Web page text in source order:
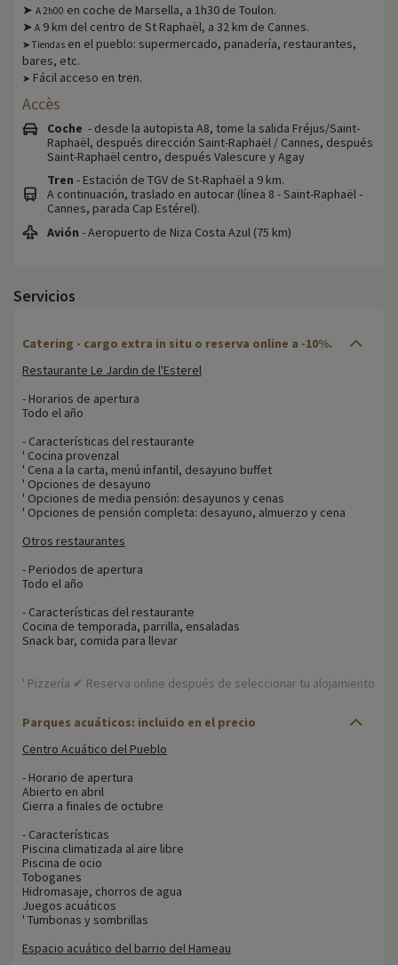
➤ A 2h00 en coche de Marsella, a 1h30 de Toulon.
➤ A 9 km del centro de St Raphaël, a 32 km de Cannes.
➤ Tiendas en el pueblo: supermercado, panadería, restaurantes,
bares, etc.
➤ Fácil acceso en tren.
Accès
Coche - desde la autopista A8, tome la salida Fréjus/Saint-
Raphaël, después dirección Saint-Raphaël / Cannes, después
Saint-Raphaël centro, después Valescure y Agay
Tren - Estación de TGV de St-Raphaël a 9 km.
A continuación, traslado en autocar (línea 8 - Saint-Raphaël -
Cannes, parada Cap Estérel).
Avión - Aeropuerto de Niza Costa Azul (75 km)
Servicios
Catering - cargo extra in situ o reserva online a -10%.
Restaurante Le Jardin de l'Esterel
- Horarios de apertura
Todo el año
- Características del restaurante
' Cocina provenzal
' Cena a la carta, menú infantil, desayuno buffet
' Opciones de desayuno
' Opciones de media pensión: desayunos y cenas
' Opciones de pensión completa: desayuno, almuerzo y cena
Otros restaurantes
- Periodos de apertura
Todo el año
- Características del restaurante
Cocina de temporada, parrilla, ensaladas
Snack bar, comida para llevar
' Pizzería ✔ Reserva online después de seleccionar tu alojamiento
Parques acuáticos: incluido en el precio
Centro Acuático del Pueblo
- Horario de apertura
Abierto en abril
Cierra a finales de octubre
- Características
Piscina climatizada al aire libre
Piscina de ocio
Toboganes
Hidromasaje, chorros de agua
Juegos acuáticos
' Tumbonas y sombrillas
Espacio acuático del barrio del Hameau